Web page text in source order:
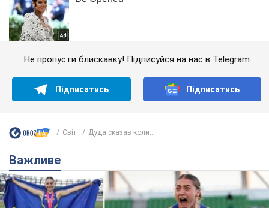
Не пропусти блискавку! Підписуйся на нас в Telegram
Підписатись Підписатись
Світ Дуда сказав коли...
Важливе